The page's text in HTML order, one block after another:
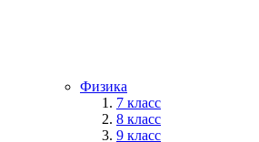
Физика
7 класс
8 класс
9 класс